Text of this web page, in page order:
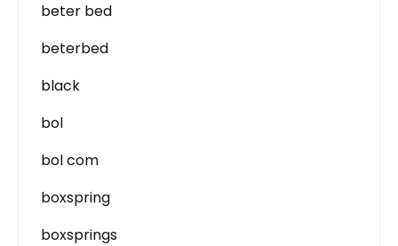
beter bed
beterbed
black
bol
bol com
boxspring
boxsprings